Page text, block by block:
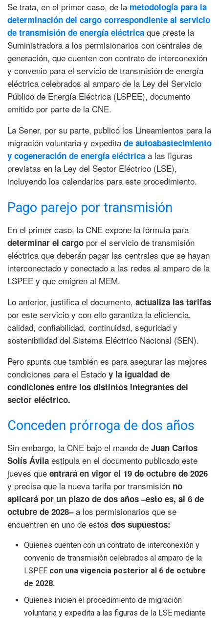
Se trata, en el primer caso, de la metodología para la
determinación del cargo correspondiente al servicio
de transmisión de energía eléctrica que preste la
Suministradora a los permisionarios con centrales de
generación, que cuenten con contrato de interconexión
y convenio para el servicio de transmisión de energía
eléctrica celebrados al amparo de la Ley del Servicio
Público de Energía Eléctrica (LSPEE), documento
emitido por parte de la CNE.
La Sener, por su parte, publicó los Lineamientos para la
migración voluntaria y expedita de autoabastecimiento
y cogeneración de energía eléctrica a las figuras
previstas en la Ley del Sector Eléctrico (LSE),
incluyendo los calendarios para este procedimiento.
Pago parejo por transmisión
En el primer caso, la CNE expone la fórmula para
determinar el cargo por el servicio de transmisión
eléctrica que deberán pagar las centrales que se hayan
interconectado y conectado a las redes al amparo de la
LSPEE y que emigren al MEM.
Lo anterior, justifica el documento, actualiza las tarifas
por este servicio y con ello garantiza la eficiencia,
calidad, confiabilidad, continuidad, seguridad y
sostenibilidad del Sistema Eléctrico Nacional (SEN).
Pero apunta que también es para asegurar las mejores
condiciones para el Estado y la igualdad de
condiciones entre los distintos integrantes del
sector eléctrico.
Conceden prórroga de dos años
Sin embargo, la CNE bajo el mando de Juan Carlos
Solís Ávila estipula en el documento publicado este
jueves que entrará en vigor el 19 de octubre de 2026
y precisa que la nueva tarifa por transmisión no
aplicará por un plazo de dos años –esto es, al 6 de
octubre de 2028–a los permisionarios que se
encuentren en uno de estos dos supuestos:
Quienes cuenten con un contrato de interconexión y
convenio de transmisión celebrados al amparo de la
LSPEE con una vigencia posterior al 6 de octubre
de 2028.
Quienes inicien el procedimiento de migración
voluntaria y expedita a las figuras de la LSE mediante